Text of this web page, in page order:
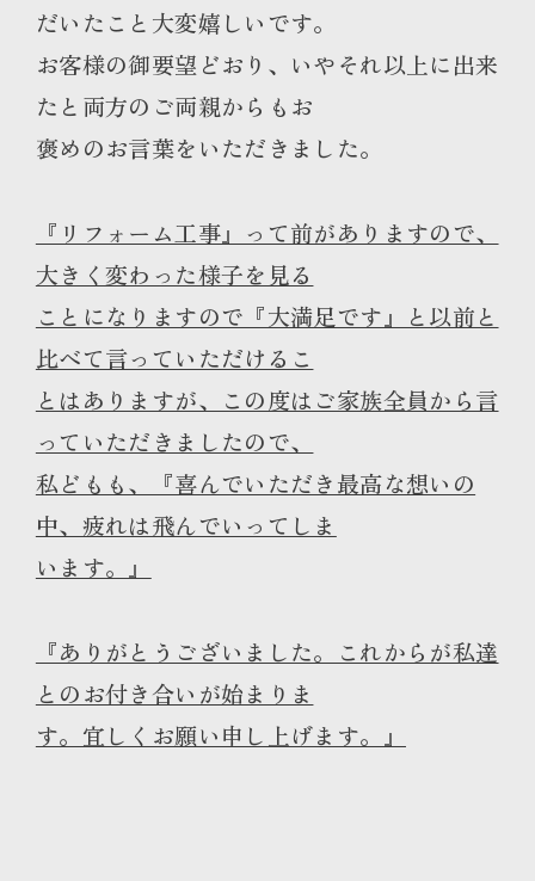
だいたこと大変嬉しいです。
お客様の御要望どおり、いやそれ以上に出来
たと両方のご両親からもお
褒めのお言葉をいただきました。
『リフォーム工事』って前がありますので、
大きく変わった様子を見る
ことになりますので『大満足です』と以前と
比べて言っていただけるこ
とはありますが、この度はご家族全員から言
っていただきましたので、
私どもも、『喜んでいただき最高な想いの
中、疲れは飛んでいってしま
います。』
『ありがとうございました。これからが私達
とのお付き合いが始まりま
す。宜しくお願い申し上げます。』